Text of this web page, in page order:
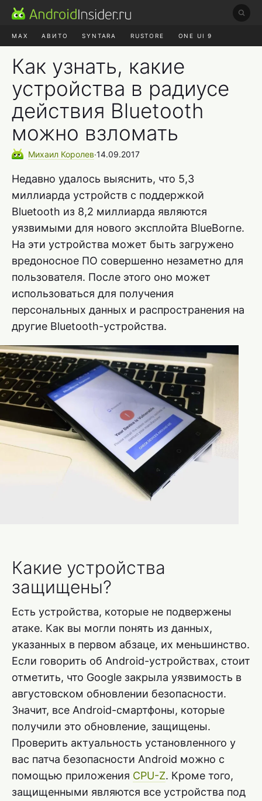
MAX АВИТО SYNTARA RUSTORE ONE UI 9
Как узнать, какие
устройства в радиусе
действия Bluetooth
можно взломать
Михаил Королев∙14.09.2017
Недавно удалось выяснить, что 5,3
миллиарда устройств с поддержкой
Bluetooth из 8,2 миллиарда являются
уязвимыми для нового эксплойта BlueBorne.
На эти устройства может быть загружено
вредоносное ПО совершенно незаметно для
пользователя. После этого оно может
использоваться для получения
персональных данных и распространения на
другие Bluetooth-устройства.
Какие устройства
защищены?
Есть устройства, которые не подвержены
атаке. Как вы могли понять из данных,
указанных в первом абзаце, их меньшинство.
Если говорить об Android-устройствах, стоит
отметить, что Google закрыла уязвимость в
августовском обновлении безопасности.
Значит, все Android-смартфоны, которые
получили это обновление, защищены.
Проверить актуальность установленного у
вас патча безопасности Android можно с
помощью приложения CPU-Z. Кроме того,
защищенными являются все устройства под